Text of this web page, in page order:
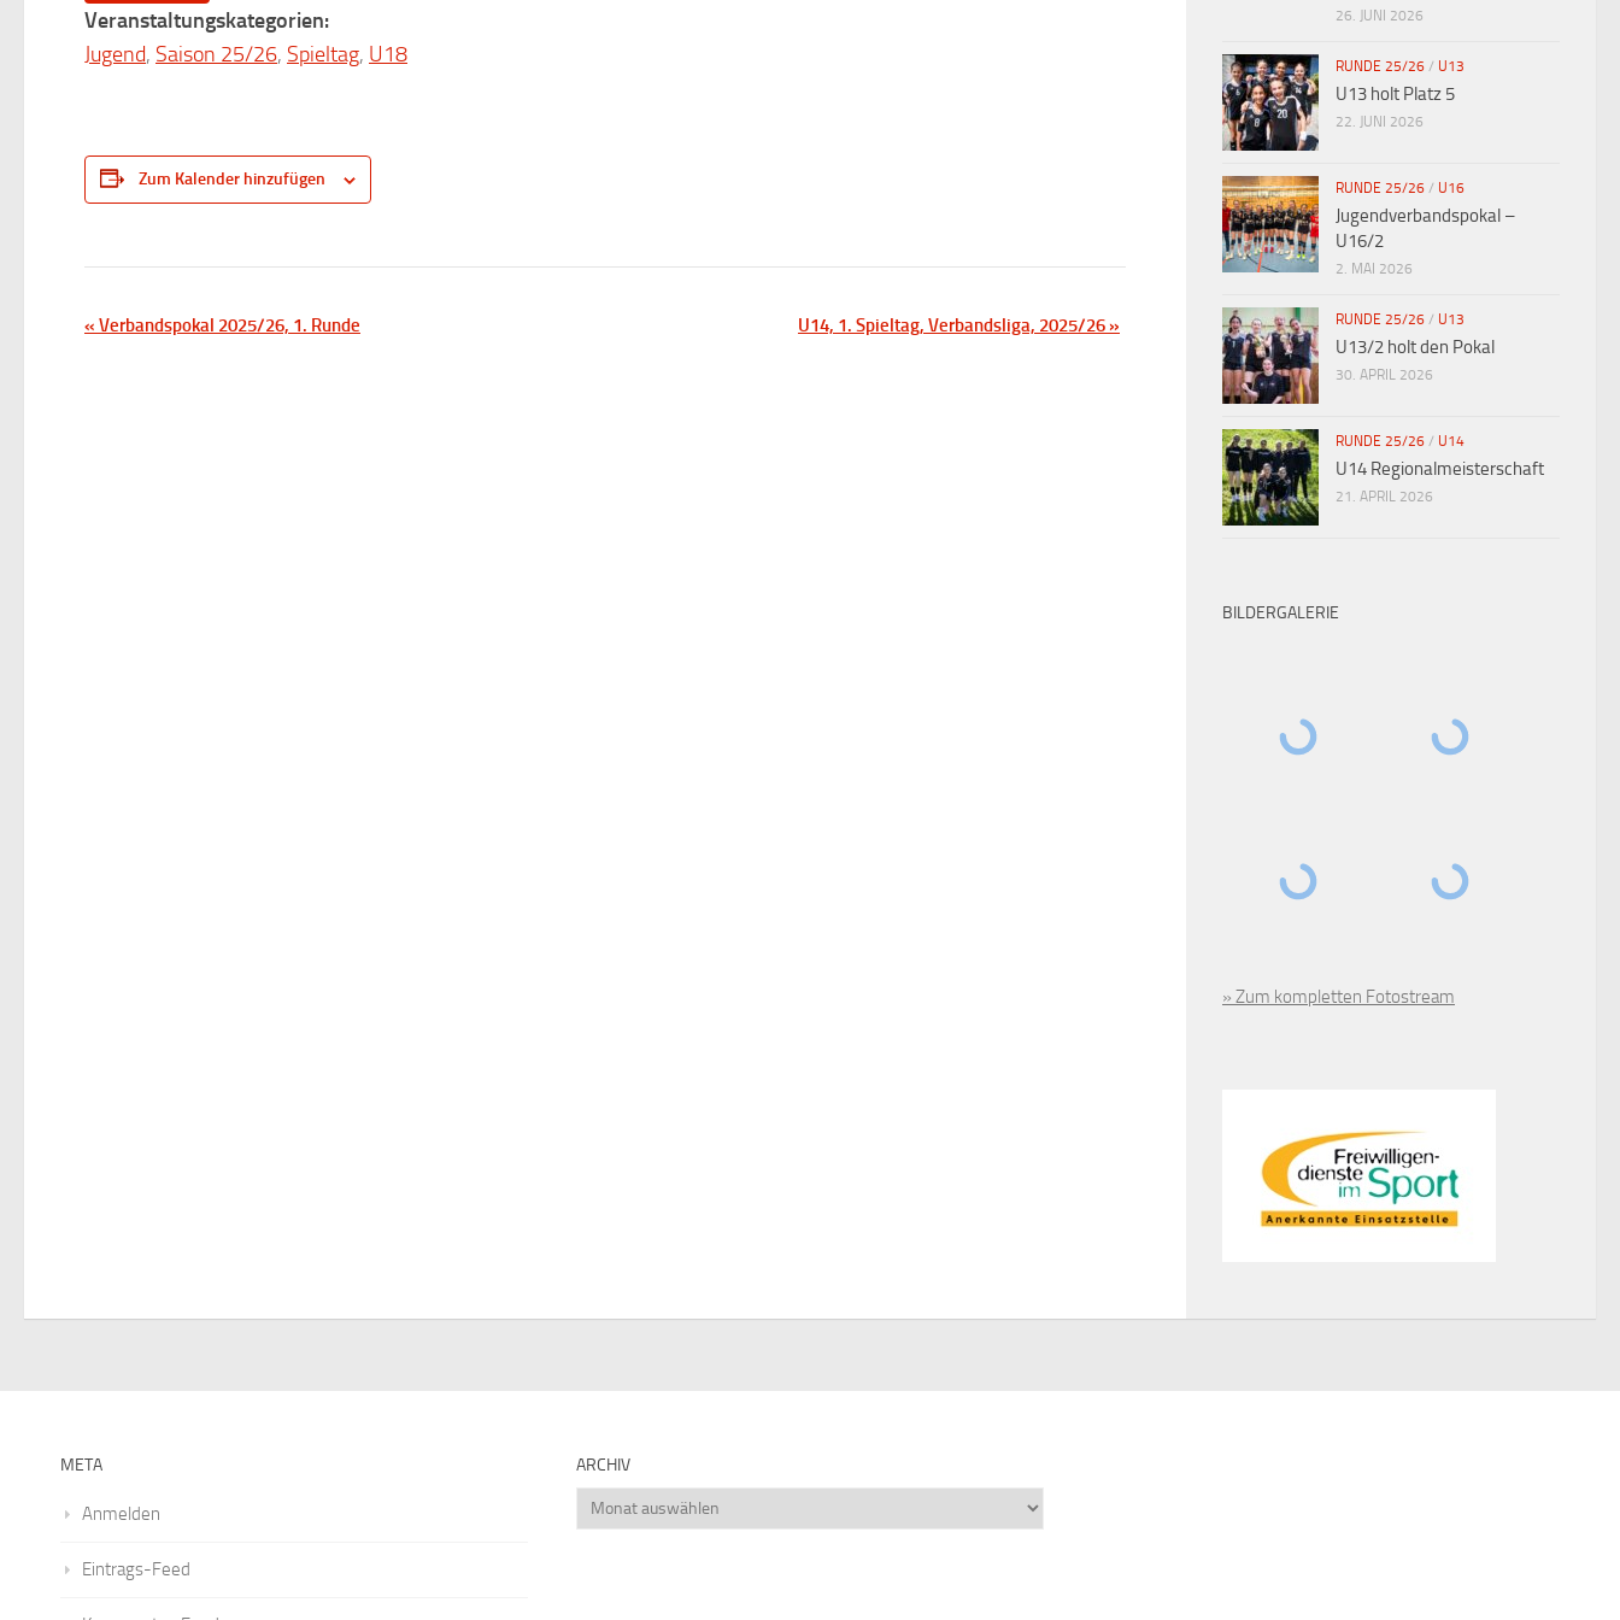
Veranstaltungskategorien:
Jugend, Saison 25/26, Spieltag, U18
Zum Kalender hinzufügen
V
« Verbandspokal 2025/26, 1. Runde U14, 1. Spieltag, Verbandsliga, 2025/26»
26. JUNI 2026
RUNDE 25/26 / U13
U13 holt Platz 5
22. JUNI 2026
RUNDE 25/26 / U16
Jugendverbandspokal –
U16/2
2. MAI 2026
RUNDE 25/26 / U13
U13/2 holt den Pokal
30. APRIL 2026
RUNDE 25/26 / U14
U14 Regionalmeisterschaft
21. APRIL 2026
BILDERGALERIE
» Zum kompletten Fotostream
META
Anmelden
Eintrags-Feed
ARCHIV
Archiv